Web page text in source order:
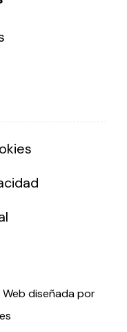
diseñada por